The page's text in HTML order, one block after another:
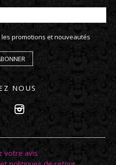
les promotions et nouveautés
NOUS
votre avis